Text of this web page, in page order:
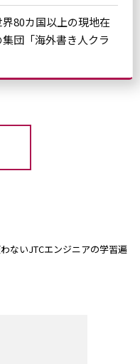
80カ国以上の現地在
団「海外書き人クラ
ないJTCエンジニアの学習遍